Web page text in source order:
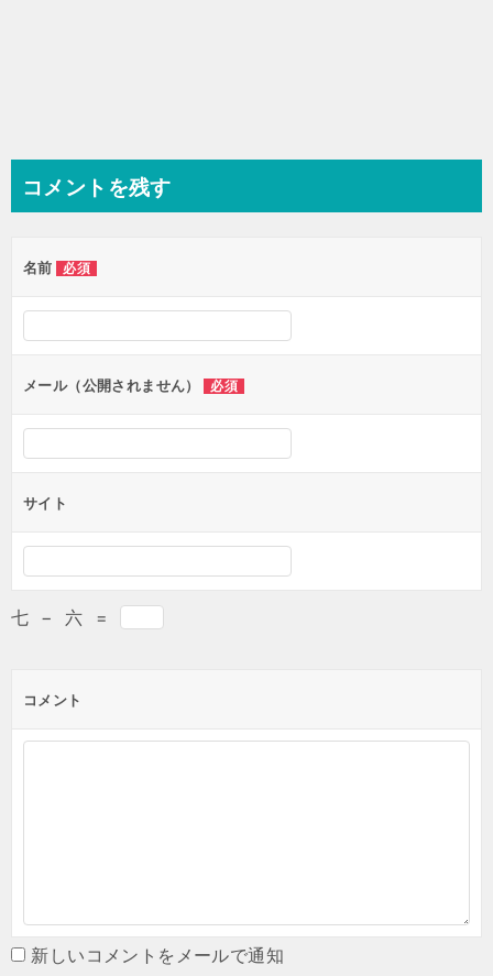
コメントを残す
名前 必須
メール（公開されません） 必須
サイト
七 − 六 =
コメント
新しいコメントをメールで通知